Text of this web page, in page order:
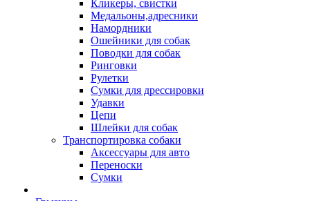
Кликеры, свистки
Медальоны,адресники
Намордники
Ошейники для собак
Поводки для собак
Ринговки
Рулетки
Сумки для дрессировки
Удавки
Цепи
Шлейки для собак
Транспортировка собаки
Аксессуары для авто
Переноски
Сумки